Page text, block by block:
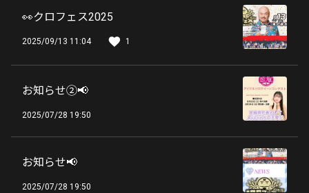
👀クロフェス2025
2025/09/13 11:04 1
お知らせ②📢
2025/07/28 19:50
お知らせ📢
2025/07/28 19:50